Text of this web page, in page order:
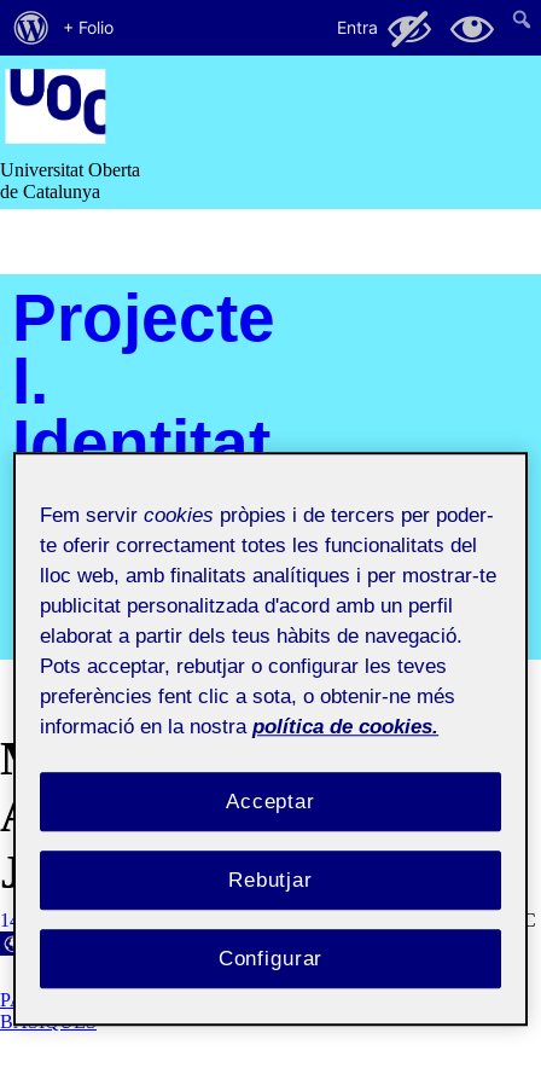
Saltar
contingut
Universitat Oberta
de Catalunya
Projecte
I.
Identitat
marca
Segon semestre 2019-2020. Aula 1
MANUAL I
APLICACIONS Mª
JOSÉ DÍAZ
14 JUNY, 2020 VISIBILITAT: PÚBLIC
PAC 3.3: DESENVOLUPAMENT DE LES APLICACIONS
BÀSIQUES
Quant
al
WordPress
+ Folio Entra 20 14
Fem servircookies pròpies i de tercers per poder-
te oferir correctament totes les funcionalitats del
lloc web, amb finalitats analítiques i per mostrar-te
publicitat personalitzada d'acord amb un perfil
elaborat a partir dels teus hàbits de navegació.
Pots acceptar, rebutjar o configurar les teves
preferències fent clic a sota, o obtenir-ne més
informació en la nostra política de cookies.
Rebutjar
Acceptar
Configurar